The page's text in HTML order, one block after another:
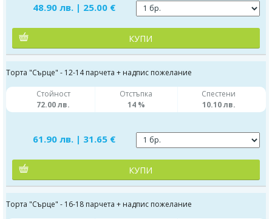
48.90 лв. | 25.00 €
КУПИ
Торта "Сърце" - 12-14 парчета + надпис пожелание
Стойност
72.00 лв.
Отстъпка
14 %
Спестени
10.10 лв.
61.90 лв. | 31.65 €
КУПИ
Торта "Сърце" - 16-18 парчета + надпис пожелание